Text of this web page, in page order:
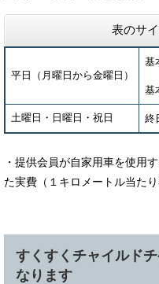
表のサ
平日（月曜日から金曜日）
基
基
土曜日・日曜日・祝日 終
・提供会員が自家用車を使用
た実費（１キロメートル当た
すくすくチャイルド
なります